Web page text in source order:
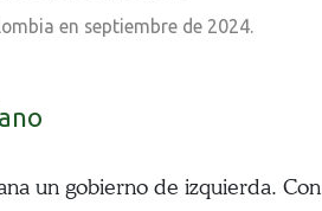
en septiembre de 2024.
un gobierno de izquierda. Con